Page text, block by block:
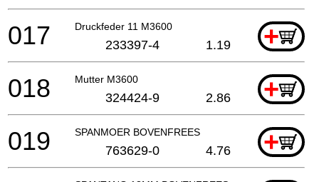
Druckfeder 11 M3600 +
017 233397-4 1.19
Mutter M3600 +
018 324424-9 2.86
SPANMOER BOVENFREES +
019 763629-0 4.76